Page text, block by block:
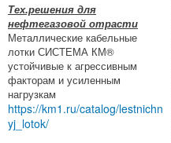
Тех.решения для
нефтегазовой отрасти
Металлические кабельные
лотки СИСТЕМА КМ®
устойчивые к агрессивным
факторам и усиленным
нагрузкам
https://km1.ru/catalog/lestnichn
yj_lotok/